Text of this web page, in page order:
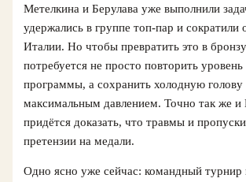
Метелкина и Берулава уже выполнили
удержались в группе топ-пар и сократили
Италии. Но чтобы превратить это в
потребуется не просто повторить уровень
программы, а сохранить холодную голову
максимальным давлением. Точно так же
придётся доказать, что травмы и
претензии на медали.
Одно ясно уже сейчас: командный турнир